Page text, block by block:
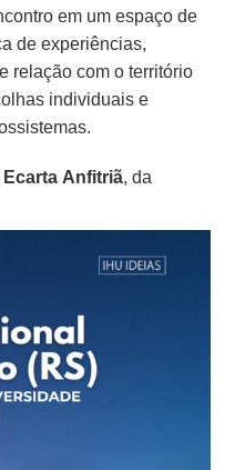
em um espaço de
de experiências,
relação com o território
individuais e
Anfitriã, da